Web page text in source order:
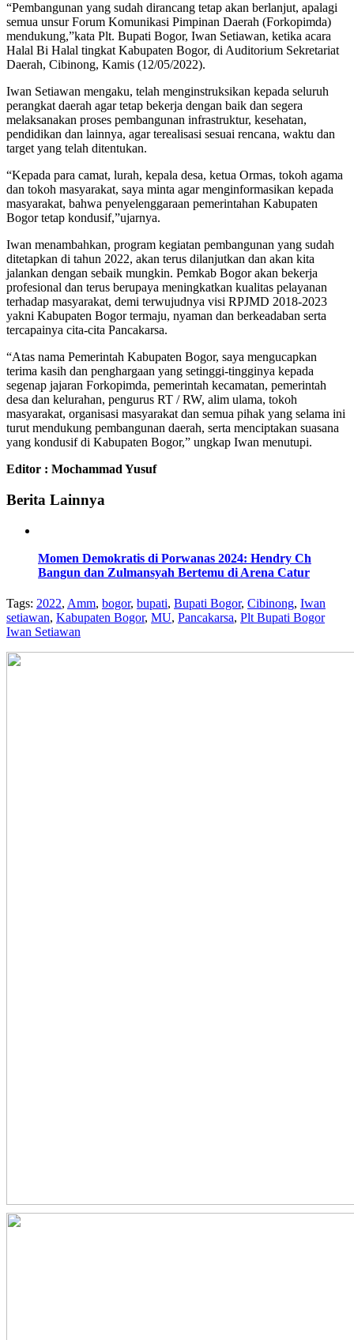
“Pembangunan yang sudah dirancang tetap akan berlanjut, apalagi
semua unsur Forum Komunikasi Pimpinan Daerah (Forkopimda)
mendukung,”kata Plt. Bupati Bogor, Iwan Setiawan, ketika acara
Halal Bi Halal tingkat Kabupaten Bogor, di Auditorium Sekretariat
Daerah, Cibinong, Kamis (12/05/2022).
Iwan Setiawan mengaku, telah menginstruksikan kepada seluruh
perangkat daerah agar tetap bekerja dengan baik dan segera
melaksanakan proses pembangunan infrastruktur, kesehatan,
pendidikan dan lainnya, agar terealisasi sesuai rencana, waktu dan
target yang telah ditentukan.
“Kepada para camat, lurah, kepala desa, ketua Ormas, tokoh agama
dan tokoh masyarakat, saya minta agar menginformasikan kepada
masyarakat, bahwa penyelenggaraan pemerintahan Kabupaten
Bogor tetap kondusif,”ujarnya.
Iwan menambahkan, program kegiatan pembangunan yang sudah
ditetapkan di tahun 2022, akan terus dilanjutkan dan akan kita
jalankan dengan sebaik mungkin. Pemkab Bogor akan bekerja
profesional dan terus berupaya meningkatkan kualitas pelayanan
terhadap masyarakat, demi terwujudnya visi RPJMD 2018-2023
yakni Kabupaten Bogor termaju, nyaman dan berkeadaban serta
tercapainya cita-cita Pancakarsa.
“Atas nama Pemerintah Kabupaten Bogor, saya mengucapkan
terima kasih dan penghargaan yang setinggi-tingginya kepada
segenap jajaran Forkopimda, pemerintah kecamatan, pemerintah
desa dan kelurahan, pengurus RT / RW, alim ulama, tokoh
masyarakat, organisasi masyarakat dan semua pihak yang selama ini
turut mendukung pembangunan daerah, serta menciptakan suasana
yang kondusif di Kabupaten Bogor,” ungkap Iwan menutupi.
Editor : Mochammad Yusuf
Berita Lainnya
Momen Demokratis di Porwanas 2024: Hendry Ch
Bangun dan Zulmansyah Bertemu di Arena Catur
Tags: 2022, Amm, bogor, bupati, Bupati Bogor, Cibinong, Iwan
setiawan, Kabupaten Bogor, MU, Pancakarsa, Plt Bupati Bogor
Iwan Setiawan